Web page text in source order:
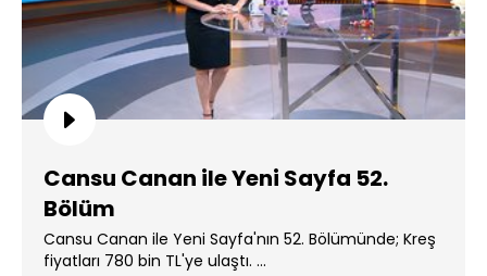
Cansu Canan ile Yeni Sayfa 52.
Bölüm
Cansu Canan ile Yeni Sayfa'nın 52. Bölümünde; Kreş
fiyatları 780 bin TL'ye ulaştı. ...